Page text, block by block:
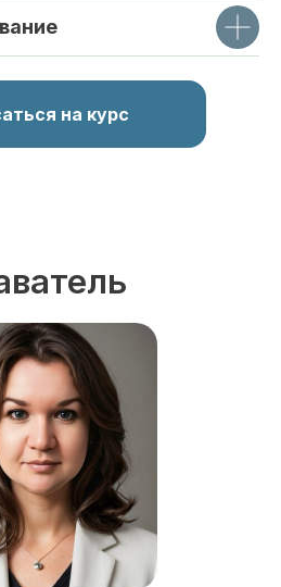
на курс